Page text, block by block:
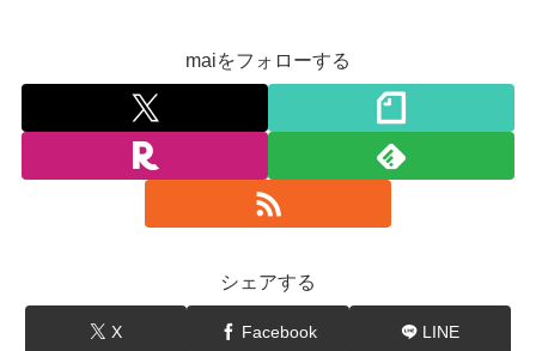
maiをフォローする
シェアする
X Facebook LINE